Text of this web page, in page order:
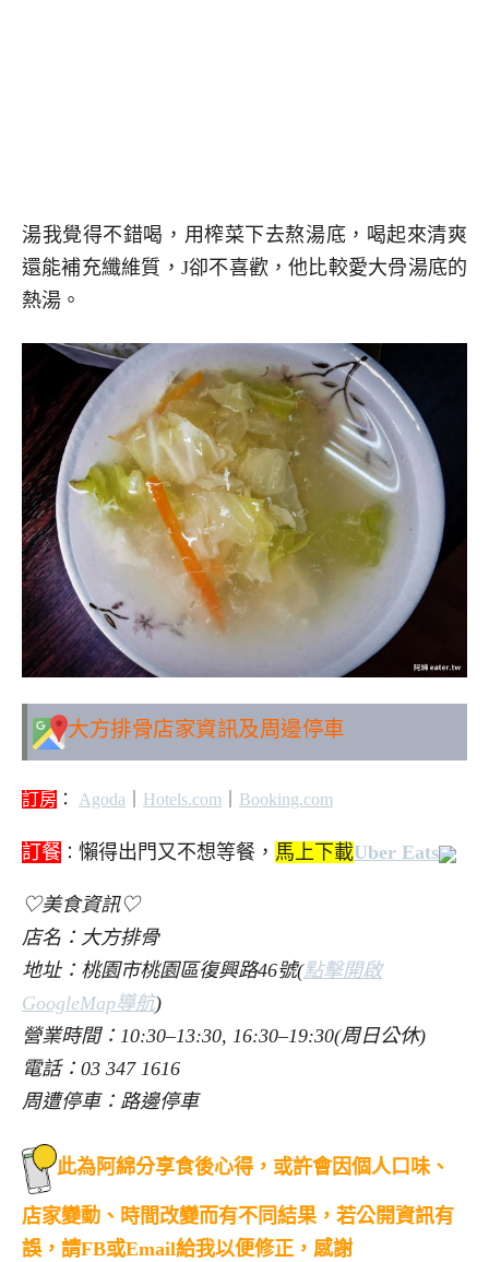
湯我覺得不錯喝，用榨菜下去熬湯底，喝起來清爽
還能補充纖維質，J卻不喜歡，他比較愛大骨湯底的
熱湯。
大方排骨店家資訊及周邊停車
訂房 ： Agoda Hotels.com Booking.com
訂餐 ： 懶得出門又不想等餐， 馬上下載Uber Eats
♡美食資訊♡
店名：大方排骨
地址：桃園市桃園區復興路46號(點擊開啟
GoogleMap導航)
營業時間：10:30–13:30, 16:30–19:30(周日公休)
電話：03 347 1616
周遭停車：路邊停車
此為阿綿分享食後心得，或許會因個人口味、
店家變動、時間改變而有不同結果，若公開資訊有
誤，請FB或Email給我以便修正，感謝